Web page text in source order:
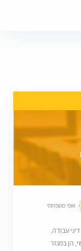
אופי משפחתי
עבודה.
הן במגזר